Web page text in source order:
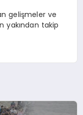
gelişmeler ve
yakından takip